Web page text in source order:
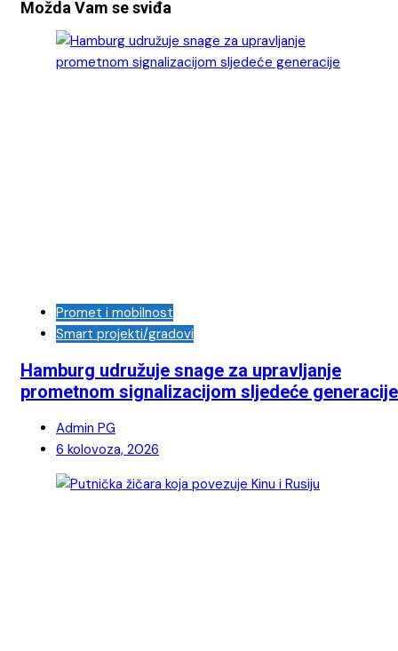
Možda Vam se sviđa
Promet i mobilnost
Smart projekti/gradovi
Hamburg udružuje snage za upravljanje
prometnom signalizacijom sljedeće generacije
Admin PG
6 kolovoza, 2026